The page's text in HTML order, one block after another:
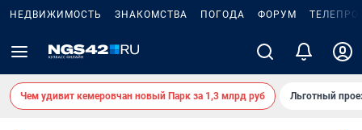
НЕДВИЖИМОСТЬ ЗНАКОМСТВА ПОГОДА ФОРУМ
Чем удивит кемеровчан новый Парк за 1,3 млрд руб Льготный